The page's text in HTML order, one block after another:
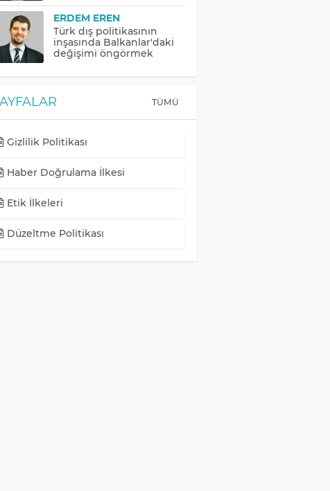
ERDEM EREN
Türk dış politikasının
inşasında Balkanlar'daki
değişimi öngörmek
TÜMÜ
Gizlilik Politikası
Haber Doğrulama İlkesi
Etik İlkeleri
Düzeltme Politikası